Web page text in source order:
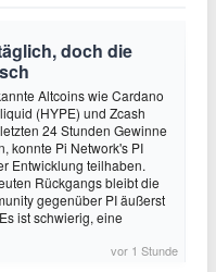
doch die
Altcoins wie Cardano
(HYPE) und Zcash
24 Stunden Gewinne
konnte Pi Network's PI
Entwicklung teilhaben.
Rückgangs bleibt die
gegenüber PI äußerst
ist schwierig, eine
vor 1 Stunde